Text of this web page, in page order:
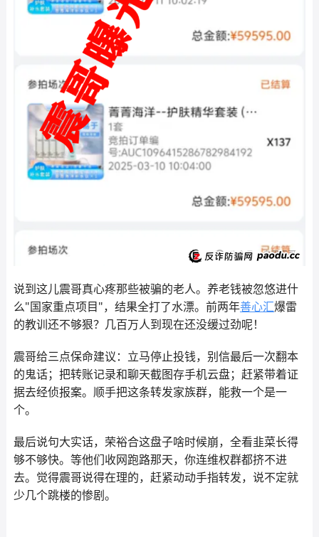
说到这儿震哥真心疼那些被骗的老人。养老钱被忽悠进什
么"国家重点项目"，结果全打了水漂。前两年善心汇爆雷
的教训还不够狠？几百万人到现在还没缓过劲呢！
震哥给三点保命建议：立马停止投钱，别信最后一次翻本
的鬼话；把转账记录和聊天截图存手机云盘；赶紧带着证
据去经侦报案。顺手把这条转发家族群，能救一个是一
个。
最后说句大实话，荣裕合这盘子啥时候崩，全看韭菜长得
够不够快。等他们收网跑路那天，你连维权群都挤不进
去。觉得震哥说得在理的，赶紧动动手指转发，说不定就
少几个跳楼的惨剧。